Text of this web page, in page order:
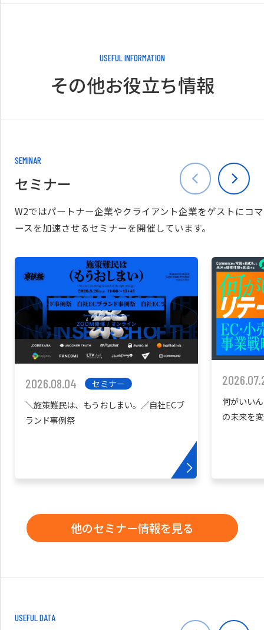
USEFUL INFORMATION
その他お役立ち情報
SEMINAR
セミナー
W2ではパートナー企業やクライアント企業をゲストにコマ
ースを加速させるセミナーを開催しています。
2026.08.04
セミナー
＼施策難民は、もうおしまい。／自社ECブ
ランド事例祭
何がいい
の未来を
他のセミナー情報を見る
USEFUL DATA